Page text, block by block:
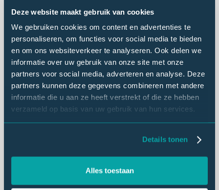
Deze website maakt gebruik van cookies
We gebruiken cookies om content en advertenties te
personaliseren, om functies voor social media te bieden
en om ons websiteverkeer te analyseren. Ook delen we
informatie over uw gebruik van onze site met onze
partners voor social media, adverteren en analyse. Deze
partners kunnen deze gegevens combineren met andere
informatie die u aan ze heeft verstrekt of die ze hebben
verzameld op basis van uw gebruik van hun services.
Details tonen
Alles toestaan
Klantonderzoek
Lezersonderzoek
Luisteronderzoek
eNPS
Mystery shopping